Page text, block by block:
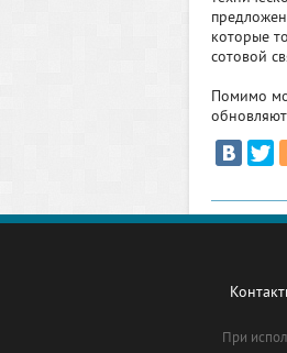
которые
сотовой
Помимо
При